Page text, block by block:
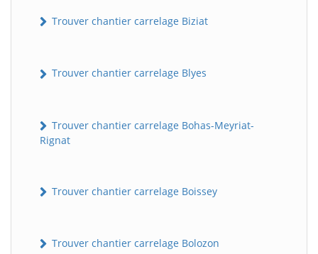
Trouver chantier carrelage Biziat
Trouver chantier carrelage Blyes
Trouver chantier carrelage Bohas-Meyriat-
Rignat
Trouver chantier carrelage Boissey
Trouver chantier carrelage Bolozon